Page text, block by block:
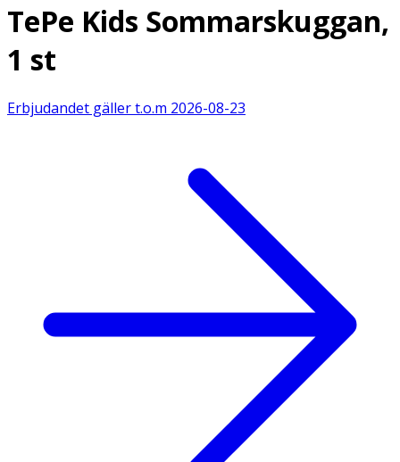
TePe Kids Sommarskuggan,
1 st
Erbjudandet gäller t.o.m 2026-08-23